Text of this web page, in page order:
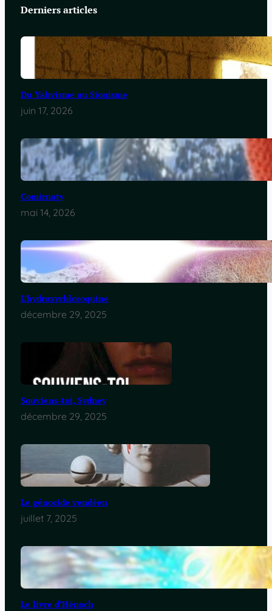
Derniers articles
Du Yahvisme au Sionisme
juin 17, 2026
Comirnaty
mai 14, 2026
L’hydroxychloroquine
décembre 29, 2025
Souviens-toi, Sydney
décembre 29, 2025
Le génocide vendéen
juillet 7, 2025
Le livre d’Hénoch